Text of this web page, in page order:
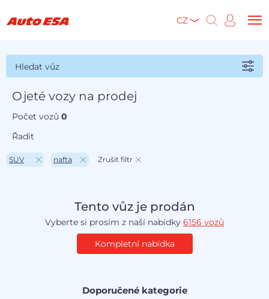
CZ
Hledat vůz
Ojeté vozy na prodej
Počet vozů0
Řadit
SUV nafta Zrušit filtr
Tento vůz je prodán
Vyberte si prosím z naší nabídky 6156 vozů
Kompletní nabídka
Doporučené kategorie